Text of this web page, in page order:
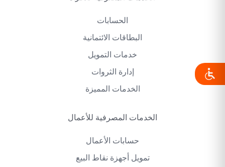
الحسابات
البطاقات الائتمانية
خدمات التمويل
إدارة الثروات
الخدمات المميزة
الخدمات المصرفية للأعمال
حسابات الأعمال
تمويل أجهزة نقاط البيع